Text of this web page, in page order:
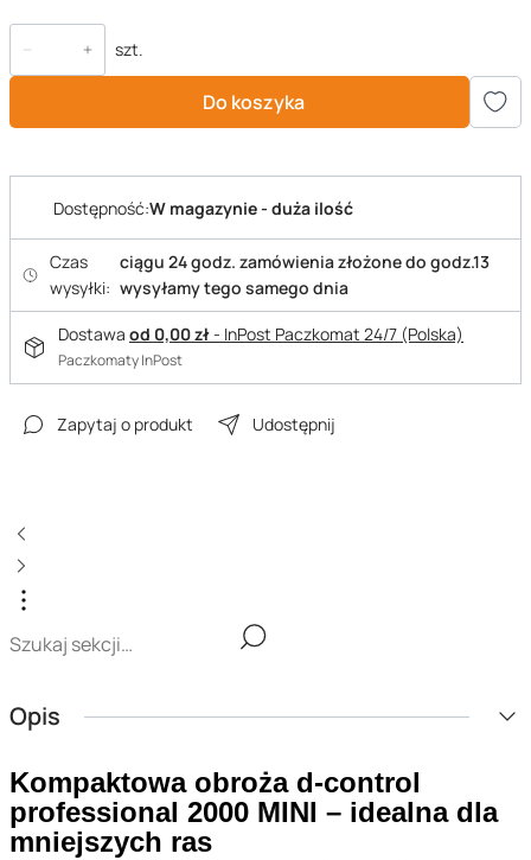
szt.
Do koszyka
Dostępność:W magazynie - duża ilość
Czas
wysyłki:
ciągu 24 godz. zamówienia złożone do godz.13
wysyłamy tego samego dnia
Dostawa od 0,00 zł- InPost Paczkomat 24/7 (Polska)
Paczkomaty InPost
Zapytaj o produkt Udostępnij
Opis
Kompaktowa obroża d-control
professional 2000 MINI – idealna dla
mniejszych ras